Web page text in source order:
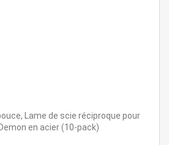
Lame de scie réciproque pour
en acier (10-pack)